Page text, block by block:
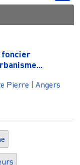
foncier
Pierre Angers